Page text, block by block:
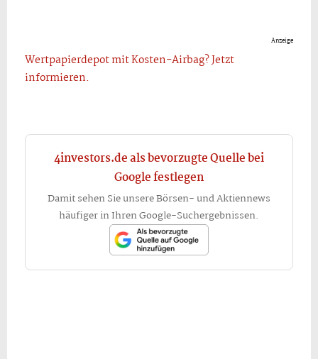
Anzeige
Wertpapierdepot mit Kosten-Airbag? Jetzt
informieren.
4investors.de als bevorzugte Quelle bei
Google festlegen
Damit sehen Sie unsere Börsen- und Aktiennews
häufiger in Ihren Google-Suchergebnissen.